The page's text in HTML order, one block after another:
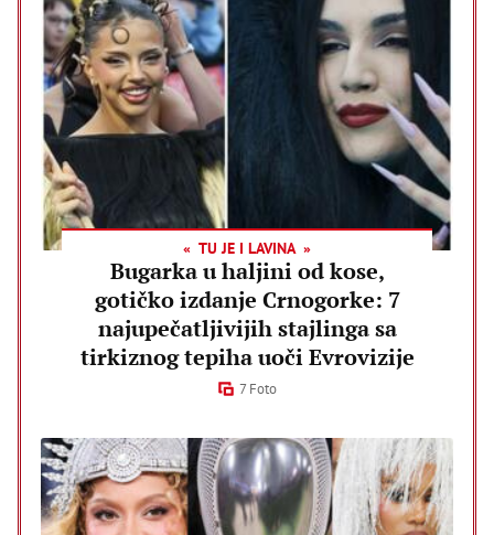
TU JE I LAVINA
Bugarka u haljini od kose,
gotičko izdanje Crnogorke: 7
najupečatljivijih stajlinga sa
tirkiznog tepiha uoči Evrovizije
7 Foto